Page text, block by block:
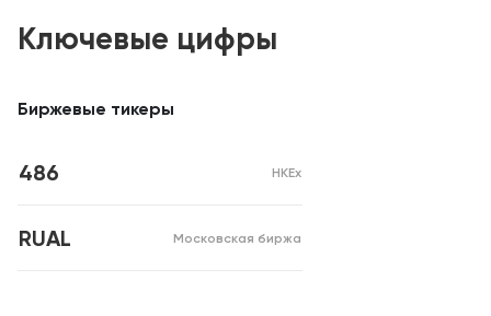
Ключевые цифры
Биржевые тикеры
486 HKEx
RUAL Московская биржа